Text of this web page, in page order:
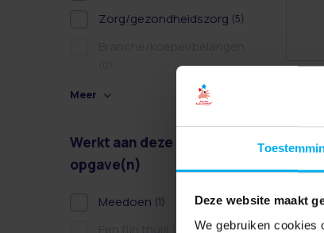
Deze website maakt
We gebruiken cookies
Zorg/gezondheidszorg (5)
Meer
Werkt aan deze
opgave(n)
Meedoen (1)